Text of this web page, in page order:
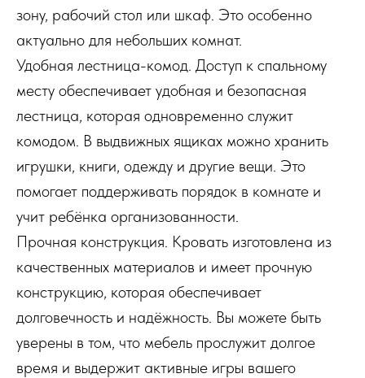
зону, рабочий стол или шкаф. Это особенно
актуально для небольших комнат.
Удобная лестница-комод. Доступ к спальному
месту обеспечивает удобная и безопасная
лестница, которая одновременно служит
комодом. В выдвижных ящиках можно хранить
игрушки, книги, одежду и другие вещи. Это
помогает поддерживать порядок в комнате и
учит ребёнка организованности.
Прочная конструкция. Кровать изготовлена из
качественных материалов и имеет прочную
конструкцию, которая обеспечивает
долговечность и надёжность. Вы можете быть
уверены в том, что мебель прослужит долгое
время и выдержит активные игры вашего